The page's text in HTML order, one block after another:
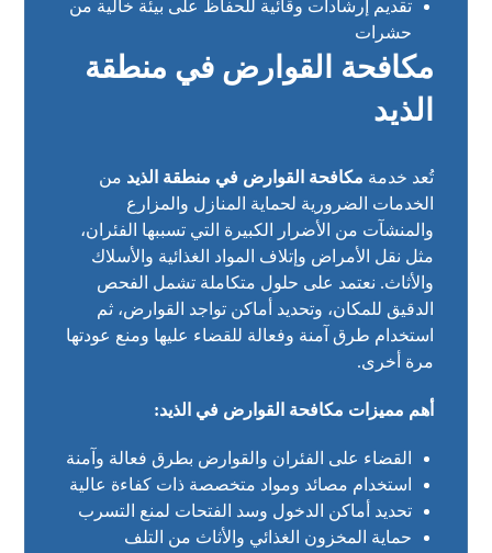
تقديم إرشادات وقائية للحفاظ على بيئة خالية من
حشرات
مكافحة القوارض في منطقة
الذيد
تُعد خدمة مكافحة القوارض في منطقة الذيد من
الخدمات الضرورية لحماية المنازل والمزارع
والمنشآت من الأضرار الكبيرة التي تسببها الفئران،
مثل نقل الأمراض وإتلاف المواد الغذائية والأسلاك
والأثاث. نعتمد على حلول متكاملة تشمل الفحص
الدقيق للمكان، وتحديد أماكن تواجد القوارض، ثم
استخدام طرق آمنة وفعالة للقضاء عليها ومنع عودتها
مرة أخرى.
أهم مميزات مكافحة القوارض في الذيد:
القضاء على الفئران والقوارض بطرق فعالة وآمنة
استخدام مصائد ومواد متخصصة ذات كفاءة عالية
تحديد أماكن الدخول وسد الفتحات لمنع التسرب
حماية المخزون الغذائي والأثاث من التلف